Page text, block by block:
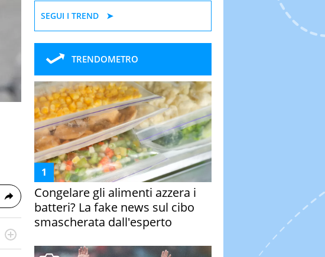
SEGUI I TREND
TRENDOMETRO
Congelare gli alimenti azzera i
batteri? La fake news sul cibo
smascherata dall'esperto